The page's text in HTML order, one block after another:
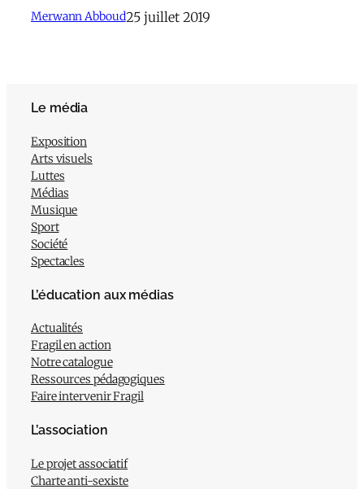
Merwann Abboud25 juillet 2019
Le média
Exposition
Arts visuels
Luttes
Médias
Musique
Sport
Société
Spectacles
L’éducation aux médias
Actualités
Fragil en action
Notre catalogue
Ressources pédagogiques
Faire intervenir Fragil
L’association
Le projet associatif
Charte anti-sexiste